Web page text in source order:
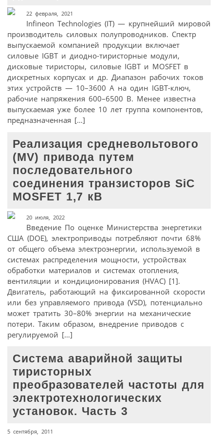
22 февраля, 2021
Infineon Technologies (IT) — крупнейший мировой
производитель силовых полупроводников. Спектр
выпускаемой компанией продукции включает
силовые IGBT и диодно-тиристорные модули,
дисковые тиристоры, силовые IGBT и MOSFET в
дискретных корпусах и др. Диапазон рабочих токов
этих устройств — 10–3600 А на один IGBT-ключ,
рабочие напряжения 600–6500 В. Менее известна
выпускаемая уже более 10 лет группа компонентов,
предназначенная […]
Реализация средневольтового
(MV) привода путем
последовательного
соединения транзисторов SiC
MOSFET 1,7 кВ
20 июля, 2022
Введение По оценке Министерства энергетики
США (DOE), электроприводы потребляют почти 68%
от общего объема электроэнергии, используемой в
системах распределения мощности, устройствах
обработки материалов и системах отопления,
вентиляции и кондиционирования (HVAC) [1].
Двигатель, работающий на фиксированной скорости
или без управляемого привода (VSD), потенциально
может тратить 30–80% энергии на механические
потери. Таким образом, внедрение приводов с
регулируемой […]
Система аварийной защиты
тиристорных
преобразователей частоты для
электротехнологических
установок. Часть 3
5 сентября, 2011